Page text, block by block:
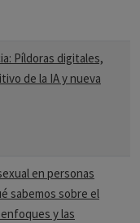
Píldoras digitales,
de la IA y nueva
en personas
sabemos sobre el
y las